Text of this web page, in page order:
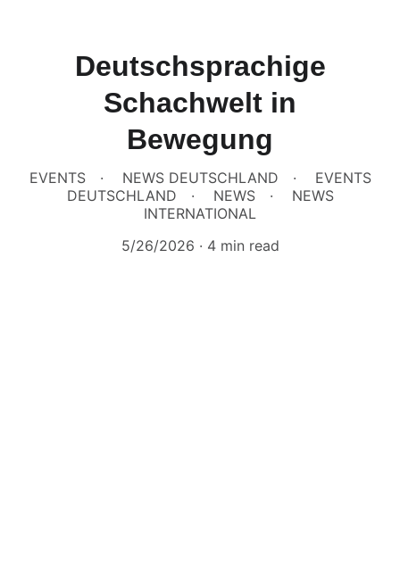
Deutschsprachige
Schachwelt in
Bewegung
EVENTS NEWS DEUTSCHLAND
EVENTS
DEUTSCHLAND
NEWS
NEWS
INTERNATIONAL
5/26/2026
4 min read